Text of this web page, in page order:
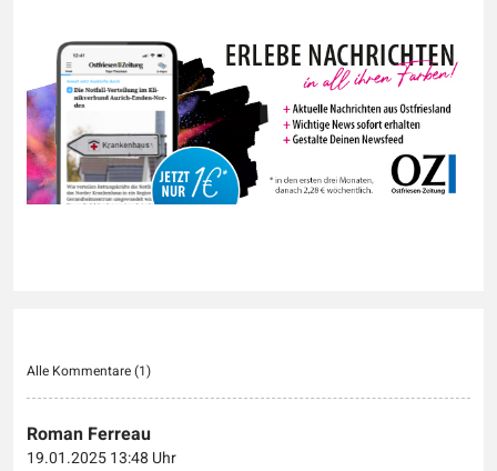
Alle Kommentare (1)
Roman Ferreau
19.01.2025 13:48 Uhr